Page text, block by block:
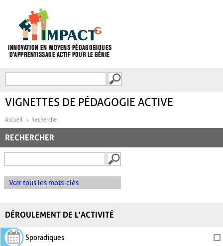
FORMULAIRE DE
VIGNETTES DE PÉDAGOGIE ACTIVE
Accueil Recherche
RECHERCHER
Voir tous les mots-clés
DÉROULEMENT DE L'ACTIVITÉ
Sporadiques